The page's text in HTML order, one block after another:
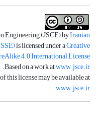
Engineering (JSCE) byIranian
is licensed under aCreative
4.0 International License
Based on a work atwww.jsce.ir
.
this license may be available at
www.jsce.ir
.